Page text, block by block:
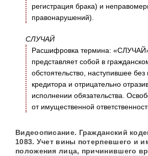
регистрация брака) и
правонарушений).
СЛУЧАЙ
Расшифровка термина:
представляет собой в
обстоятельство, наступившее
кредитора и отрицательно
исполнении обязательства.
от имущественной
Видеоописание. Гражданский
1083. Учет вины потерпевшего и
положения лица, причинившего